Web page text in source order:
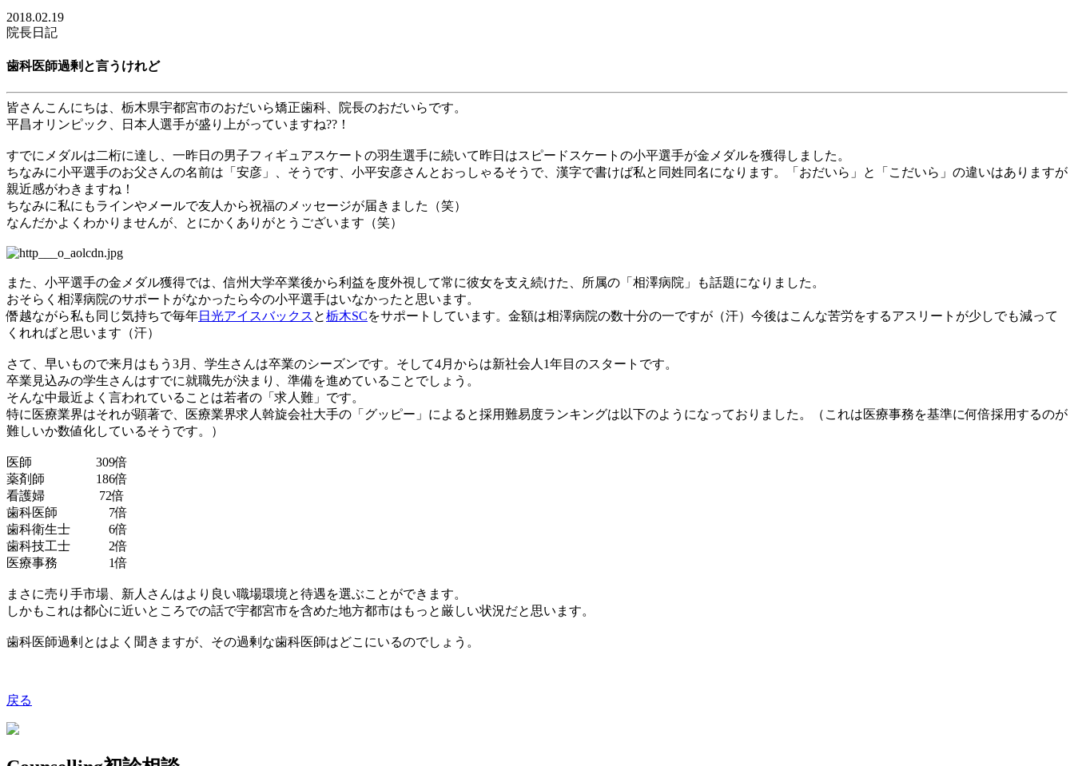
2018.02.19
院長日記
歯科医師過剰と言うけれど
皆さんこんにちは、栃木県宇都宮市のおだいら矯正歯科、院長のおだいらです。
平昌オリンピック、日本人選手が盛り上がっていますね??！
すでにメダルは二桁に達し、一昨日の男子フィギュアスケートの羽生選手に続いて昨日はスピードスケートの小平選手が金メダルを獲得しました。
ちなみに小平選手のお父さんの名前は「安彦」、そうです、小平安彦さんとおっしゃるそうで、漢字で書けば私と同姓同名になります。「おだいら」と「こだいら」の違いはありますが
親近感がわきますね！
ちなみに私にもラインやメールで友人から祝福のメッセージが届きました（笑）
なんだかよくわかりませんが、とにかくありがとうございます（笑）
また、小平選手の金メダル獲得では、信州大学卒業後から利益を度外視して常に彼女を支え続けた、所属の「相澤病院」も話題になりました。
おそらく相澤病院のサポートがなかったら今の小平選手はいなかったと思います。
僭越ながら私も同じ気持ちで毎年日光アイスバックス と栃木SCをサポートしています。金額は相澤病院の数十分の一ですが（汗）今後はこんな苦労をするアスリートが少しでも減って
くれればと思います（汗）
さて、早いもので来月はもう 3月、学生さんは卒業のシーズンです。そして4月からは新社会人1年目のスタートです。
卒業見込みの学生さんはすでに就職先が決まり、準備を進めていることでしょう。
そんな中最近よく言われていることは若者の「求人難」です。
特に医療業界はそれが顕著で、医療業界求人斡旋会社大手の「グッピー」によると採用難易度ランキングは以下のようになっておりました。（これは医療事務を基準に何倍採用するのが
難しいか数値化しているそうです。）
医師 309倍
薬剤師 186倍
看護婦 72倍
歯科医師 7倍
歯科衛生士 6倍
歯科技工士 2倍
医療事務 1倍
まさに売り手市場、新人さんはより良い職場環境と待遇を選ぶことができます。
しかもこれは都心に近いところでの話で宇都宮市を含めた地方都市はもっと厳しい状況だと思います。
歯科医師過剰とはよく聞きますが、その過剰な歯科医師はどこにいるのでしょう。
戻る